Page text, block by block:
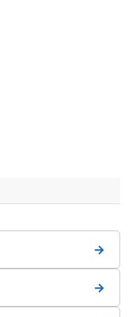
→
→